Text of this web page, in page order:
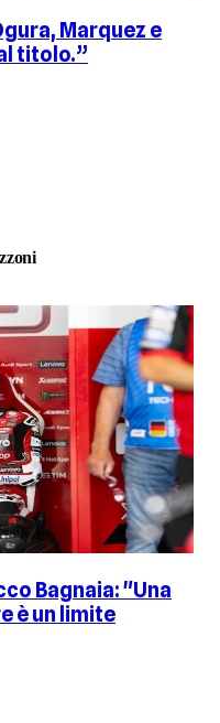
Marquez e
titolo.”
Bagnaia: "Una
è un limite